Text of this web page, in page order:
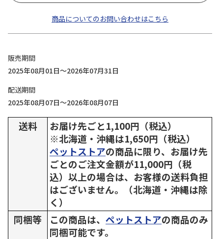
商品についてのお問い合わせはこちら
販売期間
2025年08月01日～2026年07月31日
配送期間
2025年08月07日～2026年08月07日
送料
お届け先ごと1,100円（税込）
※北海道・沖縄は1,650円（税込）
ペットストアの商品に限り、お届け先
ごとのご注文金額が11,000円（税
込）以上の場合は、お客様の送料負担
はございません。（北海道・沖縄は除
く）
同梱等
この商品は、 ペットストアの商品のみ
同梱可能です。